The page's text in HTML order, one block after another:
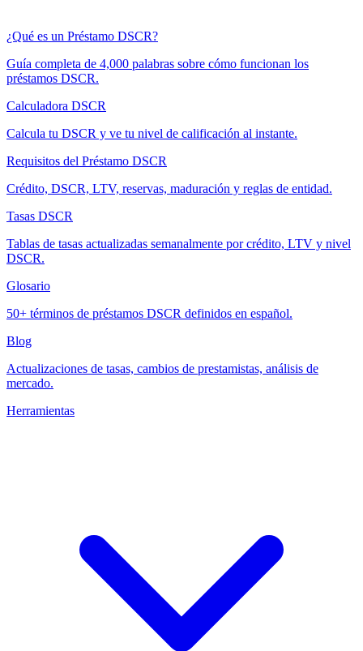
¿Qué es un Préstamo DSCR?
Guía completa de 4,000 palabras sobre cómo funcionan los
préstamos DSCR.
Calculadora DSCR
Calcula tu DSCR y ve tu nivel de calificación al instante.
Requisitos del Préstamo DSCR
Crédito, DSCR, LTV, reservas, maduración y reglas de entidad.
Tasas DSCR
Tablas de tasas actualizadas semanalmente por crédito, LTV y nivel
DSCR.
Glosario
50+ términos de préstamos DSCR definidos en español.
Blog
Actualizaciones de tasas, cambios de prestamistas, análisis de
mercado.
Herramientas